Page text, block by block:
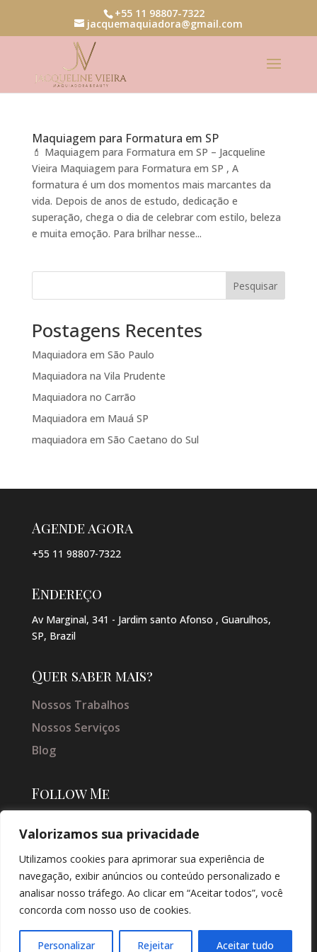
Valorizamos sua privacidade
Utilizamos cookies para aprimorar sua experiência de
navegação, exibir anúncios ou conteúdo personalizado e
analisar nosso tráfego. Ao clicar em “Aceitar todos”, você
concorda com nosso uso de cookies.
Personalizar Rejeitar Aceitar tudo
+55 11 98807-7322
jacquemaquiadora@gmail.com
Maquiagem para Formatura em SP
💄 Maquiagem para Formatura em SP – Jacqueline
Vieira Maquiagem para Formatura em SP , A
formatura é um dos momentos mais marcantes da
vida. Depois de anos de estudo, dedicação e
superação, chega o dia de celebrar com estilo, beleza
e muita emoção. Para brilhar nesse...
Pesquisar
Postagens Recentes
Maquiadora em São Paulo
Maquiadora na Vila Prudente
Maquiadora no Carrão
Maquiadora em Mauá SP
maquiadora em São Caetano do Sul
Agende agora
+55 11 98807-7322
Endereço
Av Marginal, 341 - Jardim santo Afonso , Guarulhos,
SP, Brazil
Quer saber mais?
Nossos Trabalhos
Nossos Serviços
Blog
Follow Me
SOLUÇÕES DIGITAIS |
CRIAÇÃO DE SITES